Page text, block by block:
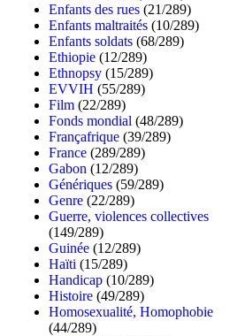
Enfants des rues (21/289)
Enfants maltraités (10/289)
Enfants soldats (68/289)
Ethiopie (12/289)
Ethnopsy (15/289)
EVVIH (55/289)
Film (22/289)
Fonds mondial (48/289)
Françafrique (39/289)
France (289/289)
Gabon (12/289)
Génériques (59/289)
Genre (22/289)
Guerre, violences collectives
(149/289)
Guinée (12/289)
Haïti (15/289)
Handicap (10/289)
Histoire (49/289)
Homosexualité, Homophobie
(44/289)